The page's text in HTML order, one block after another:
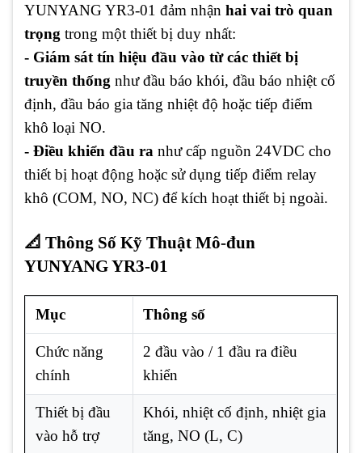
YUNYANG YR3-01 đảm nhận hai vai trò quan
trọng trong một thiết bị duy nhất:
- Giám sát tín hiệu đầu vào từ các thiết bị
truyền thống như đầu báo khói, đầu báo nhiệt cố
định, đầu báo gia tăng nhiệt độ hoặc tiếp điểm
khô loại NO.
- Điều khiển đầu ra như cấp nguồn 24VDC cho
thiết bị hoạt động hoặc sử dụng tiếp điểm relay
khô (COM, NO, NC) để kích hoạt thiết bị ngoài.
📐 Thông Số Kỹ Thuật Mô-đun
YUNYANG YR3-01
Mục Thông số
Chức năng
chính
2 đầu vào / 1 đầu ra điều
khiển
Thiết bị đầu
vào hỗ trợ
Khói, nhiệt cố định, nhiệt gia
tăng, NO (L, C)